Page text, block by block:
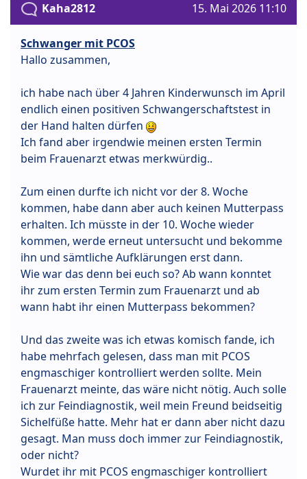
Kaha2812 15. Mai 2026 11:10
Schwanger mit PCOS
Hallo zusammen,
ich habe nach über 4 Jahren Kinderwunsch im April
endlich einen positiven Schwangerschaftstest in
der Hand halten dürfen
Ich fand aber irgendwie meinen ersten Termin
beim Frauenarzt etwas merkwürdig..
Zum einen durfte ich nicht vor der 8. Woche
kommen, habe dann aber auch keinen Mutterpass
erhalten. Ich müsste in der 10. Woche wieder
kommen, werde erneut untersucht und bekomme
ihn und sämtliche Aufklärungen erst dann.
Wie war das denn bei euch so? Ab wann konntet
ihr zum ersten Termin zum Frauenarzt und ab
wann habt ihr einen Mutterpass bekommen?
Und das zweite was ich etwas komisch fande, ich
habe mehrfach gelesen, dass man mit PCOS
engmaschiger kontrolliert werden sollte. Mein
Frauenarzt meinte, das wäre nicht nötig. Auch solle
ich zur Feindiagnostik, weil mein Freund beidseitig
Sichelfüße hatte. Mehr hat er dann aber nicht dazu
gesagt. Man muss doch immer zur Feindiagnostik,
oder nicht?
Wurdet ihr mit PCOS engmaschiger kontrolliert